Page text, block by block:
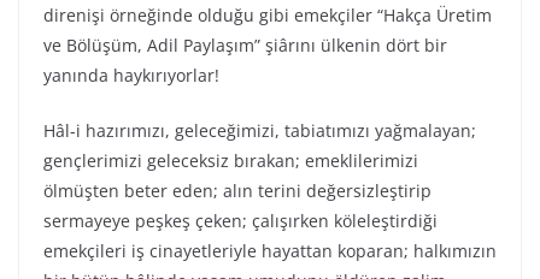
direnişi örneğinde olduğu gibi emekçiler “Hakça Üretim
ve Bölüşüm, Adil Paylaşım” şiârını ülkenin dört bir
yanında haykırıyorlar!
Hâl-i hazırımızı, geleceğimizi, tabiatımızı yağmalayan;
gençlerimizi geleceksiz bırakan; emeklilerimizi
ölmüşten beter eden; alın terini değersizleştirip
sermayeye peşkeş çeken; çalışırken köleleştirdiği
emekçileri iş cinayetleriyle hayattan koparan; halkımızın